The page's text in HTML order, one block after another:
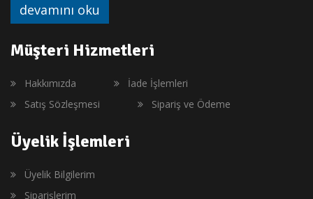
devamını oku
Müşteri Hizmetleri
Hakkımızda
İade İşlemleri
Satış Sözleşmesi
Sipariş ve Ödeme
Üyelik İşlemleri
Üyelik Bilgilerim
Siparişlerim